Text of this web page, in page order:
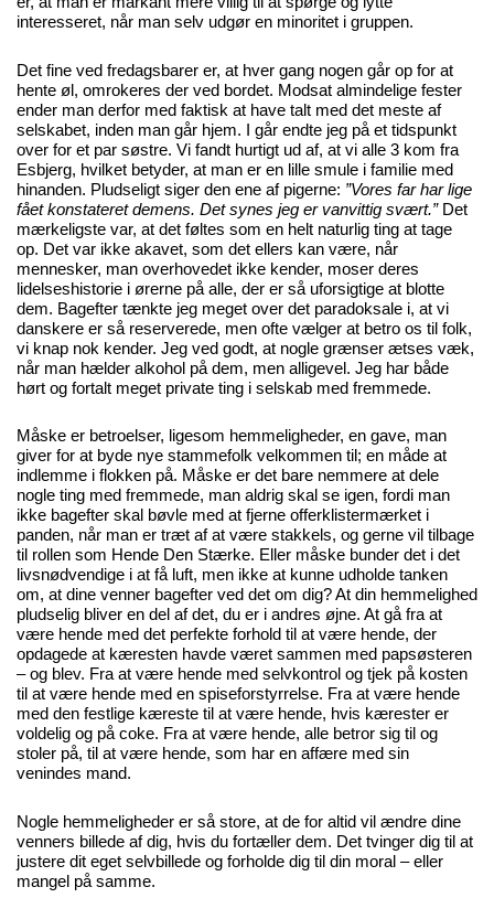
interesseret, når man selv udgør en minoritet i gruppen.
Det fine ved fredagsbarer er, at hver gang nogen går op for at
hente øl, omrokeres der ved bordet. Modsat almindelige fester
ender man derfor med faktisk at have talt med det meste af
selskabet, inden man går hjem. I går endte jeg på et tidspunkt
over for et par søstre. Vi fandt hurtigt ud af, at vi alle 3 kom fra
Esbjerg, hvilket betyder, at man er en lille smule i familie med
hinanden. Pludseligt siger den ene af pigerne: ”Vores far har lige
fået konstateret demens. Det synes jeg er vanvittig svært.”Det
mærkeligste var, at det føltes som en helt naturlig ting at tage
op. Det var ikke akavet, som det ellers kan være, når
mennesker, man overhovedet ikke kender, moser deres
lidelseshistorie i ørerne på alle, der er så uforsigtige at blotte
dem. Bagefter tænkte jeg meget over det paradoksale i, at vi
danskere er så reserverede, men ofte vælger at betro os til folk,
vi knap nok kender. Jeg ved godt, at nogle grænser ætses væk,
når man hælder alkohol på dem, men alligevel. Jeg har både
hørt og fortalt meget private ting i selskab med fremmede.
Måske er betroelser, ligesom hemmeligheder, en gave, man
giver for at byde nye stammefolk velkommen til; en måde at
indlemme i flokken på. Måske er det bare nemmere at dele
nogle ting med fremmede, man aldrig skal se igen, fordi man
ikke bagefter skal bøvle med at fjerne offerklistermærket i
panden, når man er træt af at være stakkels, og gerne vil tilbage
til rollen som Hende Den Stærke. Eller måske bunder det i det
livsnødvendige i at få luft, men ikke at kunne udholde tanken
om, at dine venner bagefter ved det om dig? At din hemmelighed
pludselig bliver en del af det, du er i andres øjne. At gå fra at
være hende med det perfekte forhold til at være hende, der
opdagede at kæresten havde været sammen med papsøsteren
– og blev. Fra at være hende med selvkontrol og tjek på kosten
til at være hende med en spiseforstyrrelse. Fra at være hende
med den festlige kæreste til at være hende, hvis kærester er
voldelig og på coke. Fra at være hende, alle betror sig til og
stoler på, til at være hende, som har en affære med sin
venindes mand.
Nogle hemmeligheder er så store, at de for altid vil ændre dine
venners billede af dig, hvis du fortæller dem. Det tvinger dig til at
justere dit eget selvbillede og forholde dig til din moral – eller
mangel på samme.